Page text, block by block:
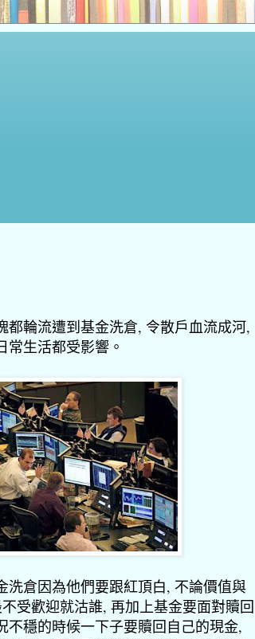
都輪流遭到基金洗倉, 令散戶血流成河,
常生活都受影響。
洗倉因為他們要跟紅頂白, 不論價值與
受歡迎就沽誰, 再加上基金要面對贖回
不穩的時候一下子要贖回自己的現金,